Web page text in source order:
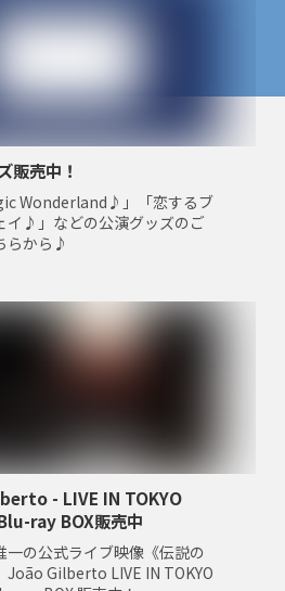
販売中！
Wonderland♪」「恋するブ
イ♪」などの公演グッズのご
らから♪
- LIVE IN TOKYO
ray BOX販売中
一の公式ライブ映像《伝説の
João Gilberto LIVE IN TOKYO